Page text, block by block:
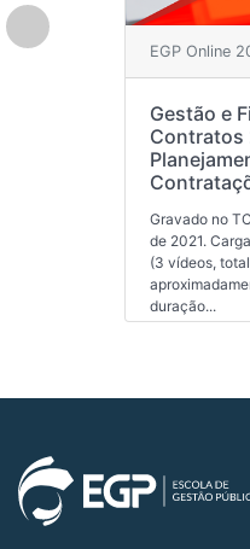
EGP Online
Gestão e
Contratos
Gravado no
de 2021.
(3 vídeos,
duração...